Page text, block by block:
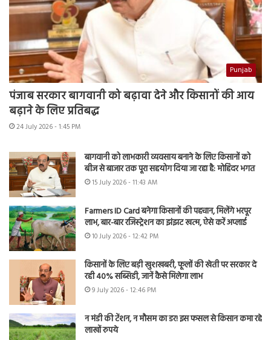
Punjab
पंजाब सरकार बागवानी को बढ़ावा देने और किसानों की आय
बढ़ाने के लिए प्रतिबद्ध
24 July 2026 - 1:45 PM
बागवानी को लाभकारी व्यवसाय बनाने के लिए किसानों को
बीज से बाजार तक पूरा सहयोग दिया जा रहा है: मोहिंदर भगत
15 July 2026 - 11:43 AM
Farmers ID Card बनेगा किसानों की पहचान, मिलेंगे भरपूर
लाभ, बार-बार रजिस्ट्रेशन का झंझट खत्म, ऐसे करें अप्लाई
10 July 2026 - 12:42 PM
किसानों के लिए बड़ी खुशखबरी, फूलों की खेती पर सरकार दे
रही 40% सब्सिडी, जानें कैसे मिलेगा लाभ
9 July 2026 - 12:46 PM
न मंडी की टेंशन, न मौसम का डर! इस फसल से किसान कमा रहे
लाखों रुपये